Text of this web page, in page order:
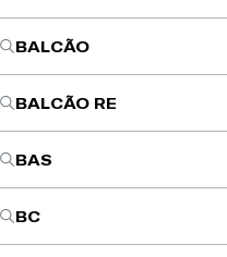
BALCÃO
BALCÃO RE
BAS
BC